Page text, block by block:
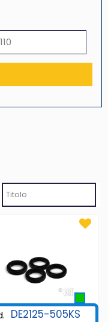
DE2125-505KS